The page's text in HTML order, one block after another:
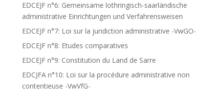
EDCEJF n°6: Gemeinsame lothringisch-saarländische
administrative Einrichtungen und Verfahrensweisen
EDCEJF n°7: Loi sur la juridiction administrative -VwGO-
EDCEJF n°8: Etudes comparatives
EDCEJF n°9: Constitution du Land de Sarre
EDCJFA n°10: Loi sur la procédure administrative non
contentieuse -VwVfG-